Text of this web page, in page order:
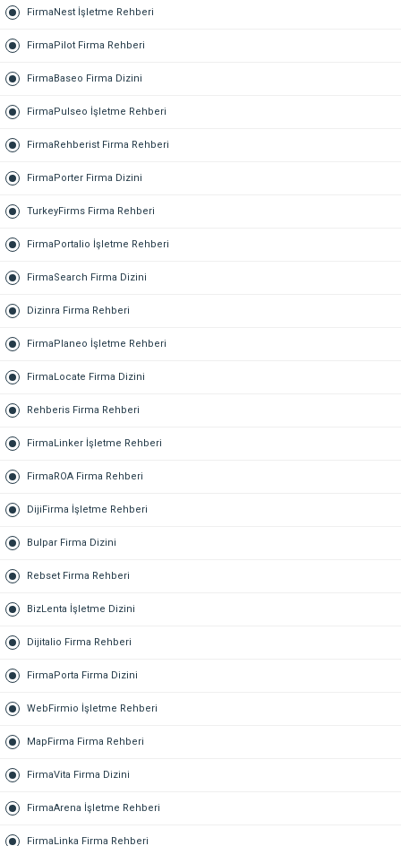
FirmaNest İşletme Rehberi
FirmaPilot Firma Rehberi
FirmaBaseo Firma Dizini
FirmaPulseo İşletme Rehberi
FirmaRehberist Firma Rehberi
FirmaPorter Firma Dizini
TurkeyFirms Firma Rehberi
FirmaPortalio İşletme Rehberi
FirmaSearch Firma Dizini
Dizinra Firma Rehberi
FirmaPlaneo İşletme Rehberi
FirmaLocate Firma Dizini
Rehberis Firma Rehberi
FirmaLinker İşletme Rehberi
FirmaROA Firma Rehberi
DijiFirma İşletme Rehberi
Bulpar Firma Dizini
Rebset Firma Rehberi
BizLenta İşletme Dizini
Dijitalio Firma Rehberi
FirmaPorta Firma Dizini
WebFirmio İşletme Rehberi
MapFirma Firma Rehberi
FirmaVita Firma Dizini
FirmaArena İşletme Rehberi
FirmaLinka Firma Rehberi